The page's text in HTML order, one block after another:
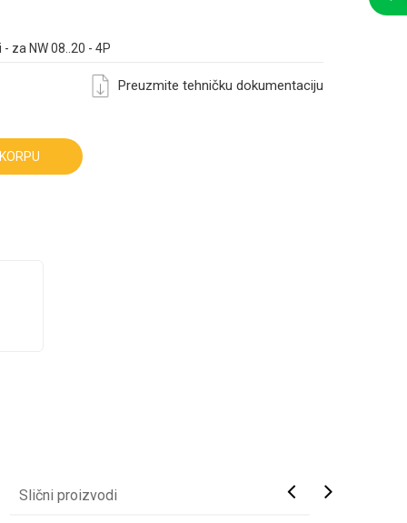
za NW 08..20 - 4P
Preuzmite tehničku dokumentaciju
Slični proizvodi